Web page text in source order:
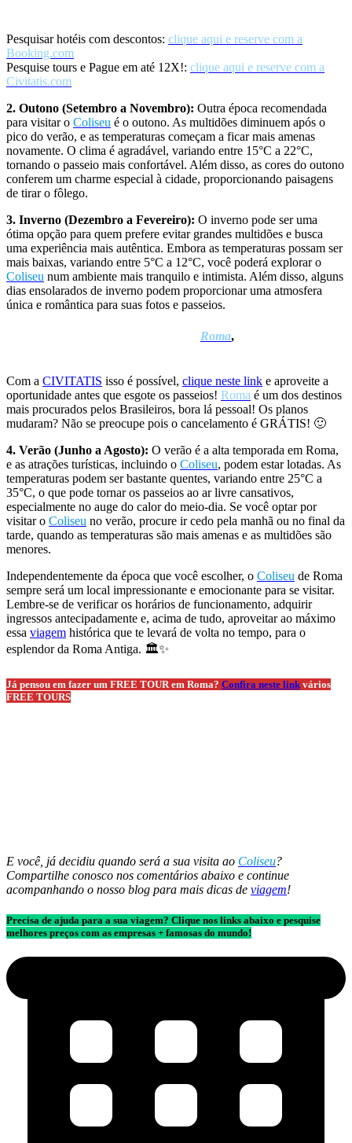
Pesquisar hotéis com descontos: clique aqui e reserve com a
Booking.com
Pesquise tours e Pague em até 12X!: clique aqui e reserve com a
Civitatis.com
2. Outono (Setembro a Novembro): Outra época recomendada
para visitar o Coliseu é o outono. As multidões diminuem após o
pico do verão, e as temperaturas começam a ficar mais amenas
novamente. O clima é agradável, variando entre 15°C a 22°C,
tornando o passeio mais confortável. Além disso, as cores do outono
conferem um charme especial à cidade, proporcionando paisagens
de tirar o fôlego.
3. Inverno (Dezembro a Fevereiro): O inverno pode ser uma
ótima opção para quem prefere evitar grandes multidões e busca
uma experiência mais autêntica. Embora as temperaturas possam ser
mais baixas, variando entre 5°C a 12°C, você poderá explorar o
Coliseu num ambiente mais tranquilo e intimista. Além disso, alguns
dias ensolarados de inverno podem proporcionar uma atmosfera
única e romântica para suas fotos e passeios.
Roma,
Com a CIVITATIS isso é possível, clique neste link e aproveite a
oportunidade antes que esgote os passeios! Roma é um dos destinos
mais procurados pelos Brasileiros, bora lá pessoal! Os planos
mudaram? Não se preocupe pois o cancelamento é GRÁTIS! 🙂
4. Verão (Junho a Agosto): O verão é a alta temporada em Roma,
e as atrações turísticas, incluindo o Coliseu, podem estar lotadas. As
temperaturas podem ser bastante quentes, variando entre 25°C a
35°C, o que pode tornar os passeios ao ar livre cansativos,
especialmente no auge do calor do meio-dia. Se você optar por
visitar o Coliseu no verão, procure ir cedo pela manhã ou no final da
tarde, quando as temperaturas são mais amenas e as multidões são
menores.
Independentemente da época que você escolher, o Coliseu de Roma
sempre será um local impressionante e emocionante para se visitar.
Lembre-se de verificar os horários de funcionamento, adquirir
ingressos antecipadamente e, acima de tudo, aproveitar ao máximo
essa viagem histórica que te levará de volta no tempo, para o
esplendor da Roma Antiga. 🏛️✨
Já pensou em fazer um FREE TOUR em Roma? Confira neste link vários
FREE TOURS
E você, já decidiu quando será a sua visita ao Coliseu?
Compartilhe conosco nos comentários abaixo e continue
acompanhando o nosso blog para mais dicas de viagem!
Precisa de ajuda para a sua viagem? Clique nos links abaixo e pesquise
melhores preços com as empresas + famosas do mundo!